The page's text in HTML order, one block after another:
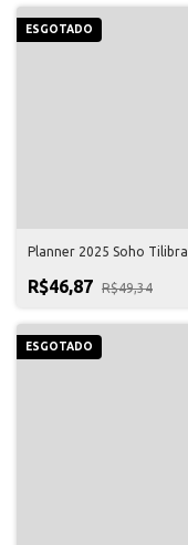
ESGOTADO
Planner 2025 Soho Tilibra
R$46,87 R$49,34
ESGOTADO